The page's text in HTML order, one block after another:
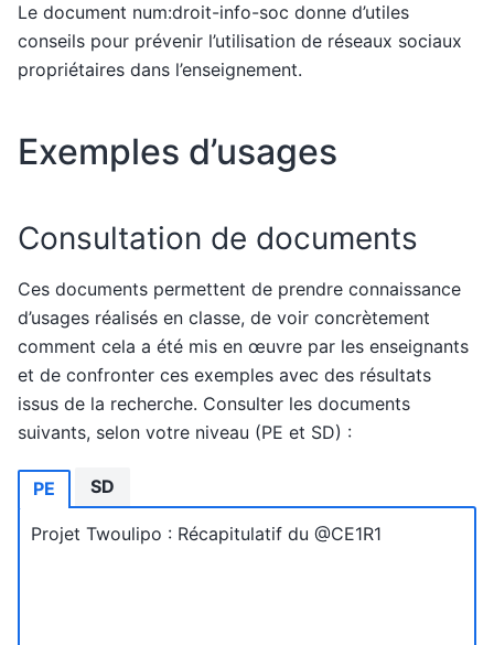
Le document num:droit-info-soc donne d’utiles
conseils pour prévenir l’utilisation de réseaux sociaux
propriétaires dans l’enseignement.
Exemples d’usages
Consultation de documents
Ces documents permettent de prendre connaissance
d’usages réalisés en classe, de voir concrètement
comment cela a été mis en œuvre par les enseignants
et de confronter ces exemples avec des résultats
issus de la recherche. Consulter les documents
suivants, selon votre niveau (PE et SD) :
PE
Projet Twoulipo : Récapitulatif du @CE1R1
SD